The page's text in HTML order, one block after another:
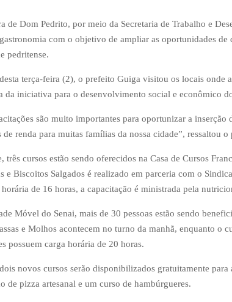
de Dom Pedrito, por meio da Secretaria de Trabalho e
com o objetivo de ampliar as oportunidades
pedritense.
terça-feira (2), o prefeito Guiga visitou os locais onde
da iniciativa para o desenvolvimento social e econômico
são muito importantes para oportunizar a
de renda para muitas famílias da nossa cidade”, ressaltou o
três cursos estão sendo oferecidos na Casa de Cursos
e Biscoitos Salgados é realizado em parceria com o
de 16 horas, a capacitação é ministrada pela
Móvel do Senai, mais de 30 pessoas estão sendo
e Molhos acontecem no turno da manhã, enquanto o
possuem carga horária de 20 horas.
novos cursos serão disponibilizados gratuitamente
de pizza artesanal e um curso de hambúrgueres.